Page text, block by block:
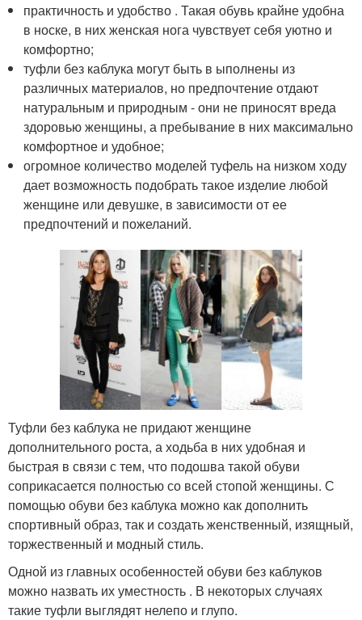
практичность и удобство . Такая обувь крайне удобна
в носке, в них женская нога чувствует себя уютно и
комфортно;
туфли без каблука могут быть в ыполнены из
различных материалов, но предпочтение отдают
натуральным и природным - они не приносят вреда
здоровью женщины, а пребывание в них максимально
комфортное и удобное;
огромное количество моделей туфель на низком ходу
дает возможность подобрать такое изделие любой
женщине или девушке, в зависимости от ее
предпочтений и пожеланий.
Туфли без каблука не придают женщине
дополнительного роста, а ходьба в них удобная и
быстрая в связи с тем, что подошва такой обуви
соприкасается полностью со всей стопой женщины. С
помощью обуви без каблука можно как дополнить
спортивный образ, так и создать женственный, изящный,
торжественный и модный стиль.
Одной из главных особенностей обуви без каблуков
можно назвать их уместность . В некоторых случаях
такие туфли выглядят нелепо и глупо.